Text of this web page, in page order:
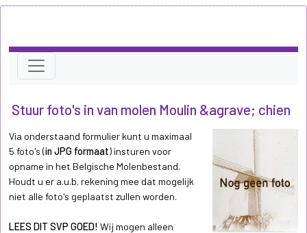
Stuur foto's in van molen Moulin &agrave; chien
Via onderstaand formulier kunt u maximaal
5 foto's (in JPG formaat) insturen voor
opname in het Belgische Molenbestand.
Houdt u er a.u.b. rekening mee dat mogelijk
niet alle foto's geplaatst zullen worden.
LEES DIT SVP GOED! Wij mogen alleen